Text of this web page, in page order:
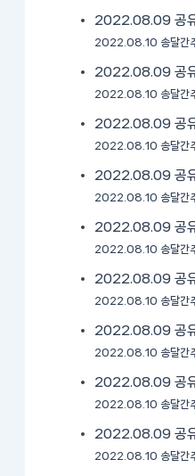
2022.08.09 공
2022.08.10 송달간
2022.08.09 공
2022.08.10 송달간
2022.08.09 공
2022.08.10 송달간
2022.08.09 공
2022.08.10 송달간
2022.08.09 공
2022.08.10 송달간
2022.08.09 공
2022.08.10 송달간
2022.08.09 공
2022.08.10 송달간
2022.08.09 공
2022.08.10 송달간
2022.08.09 공
2022.08.10 송달간